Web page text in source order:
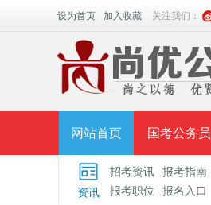
设为首页 加入收藏 关注我们：
网站首页 国考公务员
面授课程 招考公告
资讯
招考资讯
报考指南
报考职位
报名入口